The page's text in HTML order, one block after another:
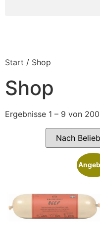
Start / Shop
Shop
Ergebnisse 1 – 9 von